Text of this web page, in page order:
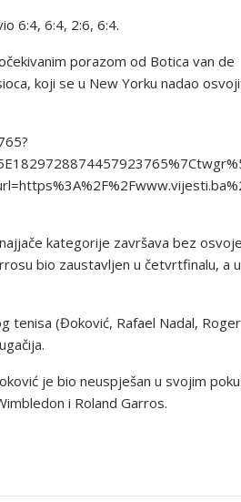
6:4, 6:4, 2:6, 6:4.
porazom od Botica van de
koji se u New Yorku nadao
kategorije završava bez
bio zaustavljen u četvrtfinalu, a u
tenisa (Đoković, Rafael Nadal,
je bio neuspješan u svojim
i Roland Garros.